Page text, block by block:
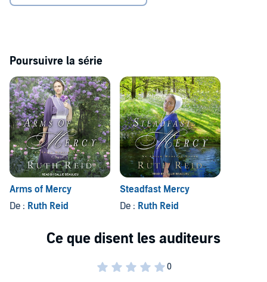
Poursuivre la série
Arms of Mercy
De : Ruth Reid
Steadfast Mercy
De : Ruth Reid